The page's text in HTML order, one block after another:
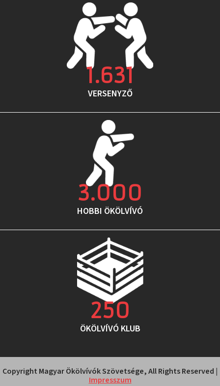
VERSENYZŐ
1.631
HOBBI ÖKÖLVÍVÓ
3.000
ÖKÖLVÍVÓ KLUB
250
Copyright Magyar Ökölvívók Szövetsége, All Rights Reserved |
Impresszum